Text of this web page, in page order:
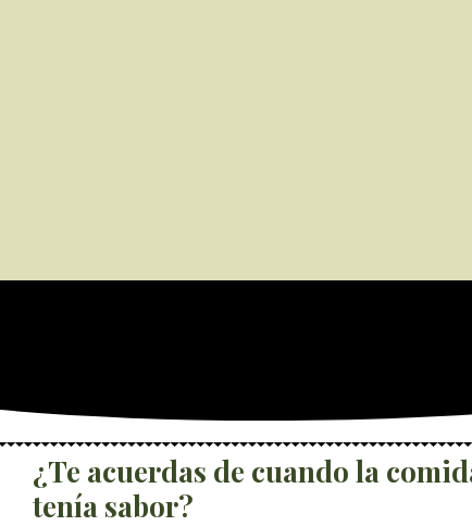
¿Te acuerdas de cuando la
tenía sabor?